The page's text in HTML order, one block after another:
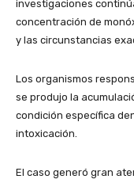
investigaciones
concentración de
y las circunstancias
Los organismos
se produjo la
condición específica
intoxicación.
El caso generó gran